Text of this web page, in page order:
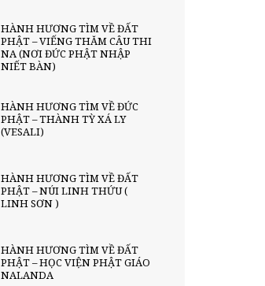
HÀNH HƯƠNG TÌM VỀ ĐẤT
PHẬT – VIẾNG THĂM CÂU THI
NA (NƠI ĐỨC PHẬT NHẬP
NIẾT BÀN)
HÀNH HƯƠNG TÌM VỀ ĐỨC
PHẬT – THÀNH TỲ XÁ LY
(VESALI)
HÀNH HƯƠNG TÌM VỀ ĐẤT
PHẬT – NÚI LINH THỨU (
LINH SƠN )
HÀNH HƯƠNG TÌM VỀ ĐẤT
PHẬT – HỌC VIỆN PHẬT GIÁO
NALANDA